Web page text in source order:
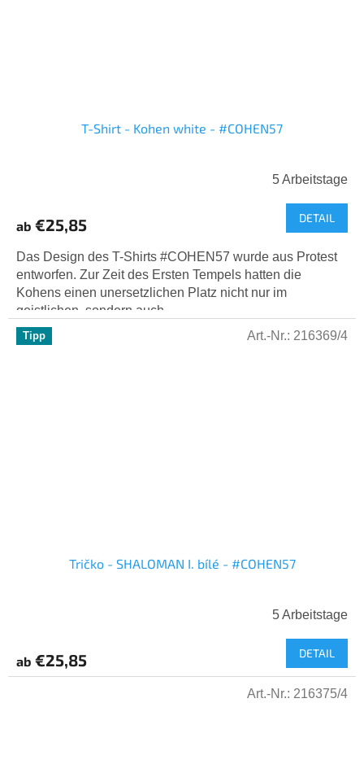
T-Shirt - Kohen white - #COHEN57
5 Arbeitstage
ab €25,85 DETAIL
Das Design des T-Shirts #COHEN57 wurde aus Protest
entworfen. Zur Zeit des Ersten Tempels hatten die
Kohens einen unersetzlichen Platz nicht nur im
geistlichen, sondern auch...
Tipp
Tričko - SHALOMAN I. bílé - #COHEN57
5 Arbeitstage
ab €25,85 DETAIL
Art.-Nr.: 216369/4
Art.-Nr.: 216375/4